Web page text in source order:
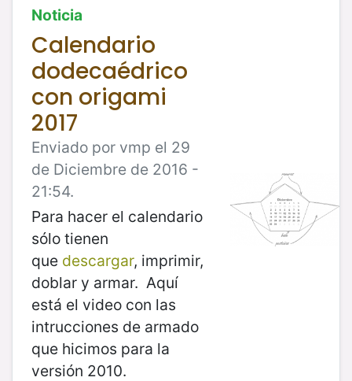
Noticia
Calendario
dodecaédrico
con origami
2017
Enviado por vmp el 29
de Diciembre de 2016 -
21:54.
Para hacer el calendario
sólo tienen
que descargar, imprimir,
doblar y armar. Aquí
está el video con las
intrucciones de armado
que hicimos para la
versión 2010.